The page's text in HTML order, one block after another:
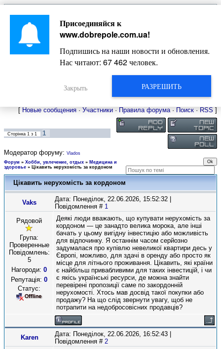
Главная
Новости
Довідкова
Фото
Оголошення
Видео
Жизнь Добропольского края
[ Новые сообщения · Участники · Правила форума· Поиск · RSS ]
Сторінка 1 з 1 1
Модератор форуму: Vlados
Форум » Хобби, увлечение, отдых » Медицина и
здоровье » Цікавить нерухомість за кордоном
Цікавить нерухомість за кордоном
Vaks
Дата: Понеділок, 22.06.2026, 15:52:32 |
Повідомлення # 1
Рядовой
Група:
Проверенные
Повідомлень:
5
Нагороди: 0
Репутація: 0
Статус:
Деякі люди вважають, що купувати нерухомість за
кордоном — це занадто велика морока, але інші
бачать у цьому вигідну інвестицію або можливість
для відпочинку. Я останнім часом серйозно
задумалася про купівлю невеликої квартири десь у
Європі, можливо, для здачі в оренду або просто як
місце для літнього проживання. Цікавить, які країни
є найбільш привабливими для таких інвестицій, і чи
є якісь українські ресурси, де можна знайти
перевірені пропозиції саме по закордонній
нерухомості. Хтось мав досвід такої покупки або
продажу? На що слід звернути увагу, щоб не
потрапити на недобросовісних продавців?
Karen
Дата: Понеділок, 22.06.2026, 16:52:43 |
Повідомлення # 2
Присоединяйся к
www.dobrepole.com.ua!
Подпишись на наши новости и обновления.
Нас читают: 67 462человек.
РАЗРЕШИТЬ
Закрыть